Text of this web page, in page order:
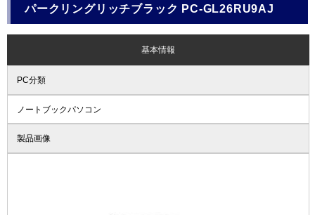
パークリングリッチブラック PC-GL26RU9AJ
基本情報
PC分類
ノートブックパソコン
製品画像